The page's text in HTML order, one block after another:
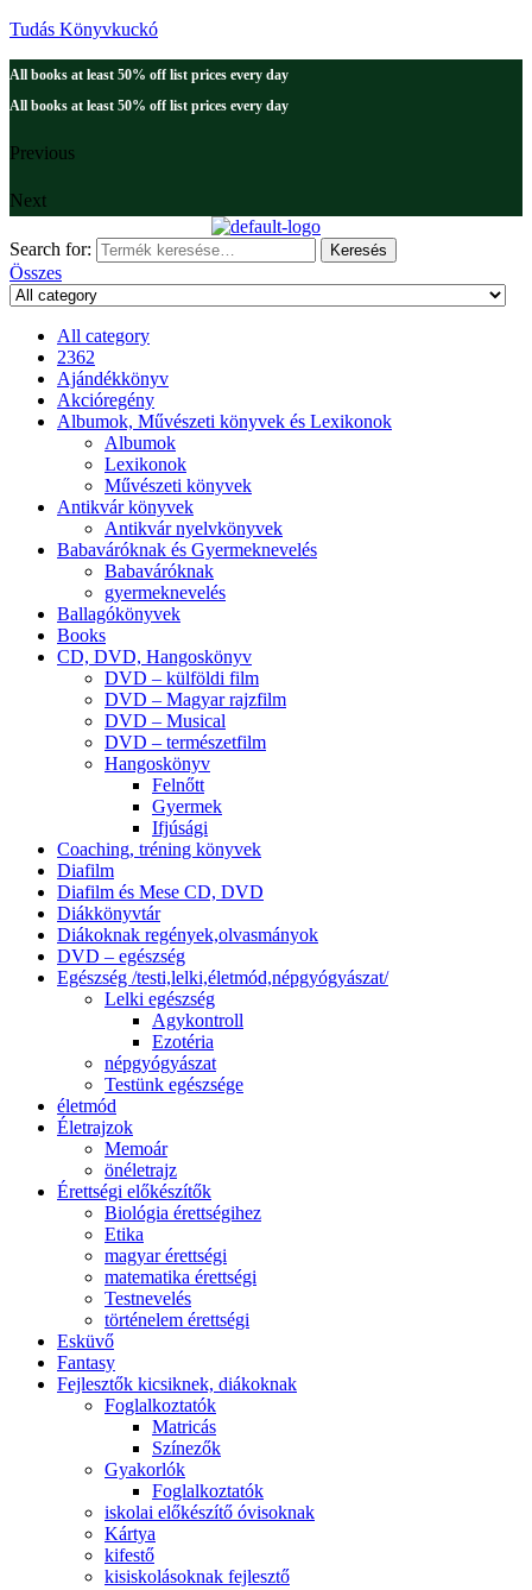
Tudás Könyvkuckó
All books at least 50% off list prices every day
All books at least 50% off list prices every day
Previous
Next
Search for: Keresés
Összes
All category
2362
Ajándékkönyv
Akcióregény
Albumok, Művészeti könyvek és Lexikonok
Albumok
Lexikonok
Művészeti könyvek
Antikvár könyvek
Antikvár nyelvkönyvek
Babaváróknak és Gyermeknevelés
Babaváróknak
gyermeknevelés
Ballagókönyvek
Books
CD, DVD, Hangoskönyv
DVD – külföldi film
DVD – Magyar rajzfilm
DVD – Musical
DVD – természetfilm
Hangoskönyv
Felnőtt
Gyermek
Ifjúsági
Coaching, tréning könyvek
Diafilm
Diafilm és Mese CD, DVD
Diákkönyvtár
Diákoknak regények,olvasmányok
DVD – egészség
Egészség /testi,lelki,életmód,népgyógyászat/
Lelki egészség
Agykontroll
Ezotéria
népgyógyászat
Testünk egészsége
életmód
Életrajzok
Memoár
önéletrajz
Érettségi előkészítők
Biológia érettségihez
Etika
magyar érettségi
matematika érettségi
Testnevelés
történelem érettségi
Esküvő
Fantasy
Fejlesztők kicsiknek, diákoknak
Foglalkoztatók
Matricás
Színezők
Gyakorlók
Foglalkoztatók
iskolai előkészítő óvisoknak
Kártya
kifestő
kisiskolásoknak fejlesztő